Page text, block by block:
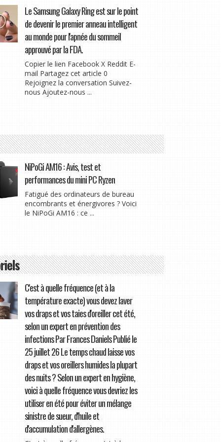
Le Samsung Galaxy Ring est sur le point
de devenir le premier anneau intelligent
au monde pour l'apnée du sommeil
approuvé par la FDA.
Copier le lien Facebook X Reddit E-
mail Partagez cet article 0
Rejoignez la conversation Suivez-
nous Ajoutez-nous ...
NiPoGi AM16 : Avis, test et
performances du mini PC Ryzen
Fatigué des ordinateurs de bureau
encombrants et énergivores ? Voici
le NiPoGi AM16 : ce ...
C'est à quelle fréquence (et à la
température exacte) vous devez laver
vos draps et vos taies d'oreiller cet été,
selon un expert en prévention des
infections Par Frances Daniels Publié le
25 juillet 26 Le temps chaud laisse vos
draps et vos oreillers humides la plupart
des nuits ? Selon un expert en hygiène,
voici à quelle fréquence vous devriez les
utiliser en été pour éviter un mélange
sinistre de sueur, d'huile et
d'accumulation d'allergènes.